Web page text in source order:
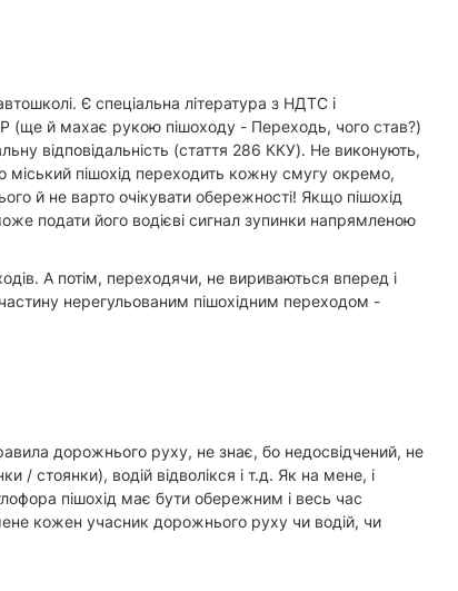
Є спеціальна література з НДТС і
(ще й махає рукою пішоходу - Переходь, чого став?)
відповідальність (стаття 286 ККУ). Не виконують,
пішохід переходить кожну смугу окремо,
й не варто очікувати обережності! Якщо пішохід
подати його водієві сигнал зупинки напрямленою
А потім, переходячи, не вириваються вперед і
нерегульованим пішохідним переходом -
дорожнього руху, не знає, бо недосвідчений, не
стоянки), водій відволікся і т.д. Як на мене, і
пішохід має бути обережним і весь час
кожен учасник дорожнього руху чи водій, чи